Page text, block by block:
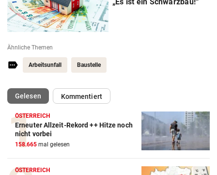
Ähnliche Themen
Arbeitsunfall Baustelle
Gelesen(ausgewählt)Kommentiert
ÖSTERREICH
Erneuter Allzeit-Rekord ++ Hitze noch
nicht vorbei
158.665 mal gelesen
ÖSTERREICH